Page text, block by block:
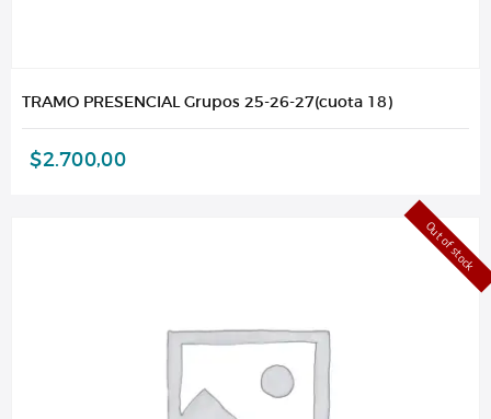
TRAMO PRESENCIAL Grupos 25-26-27(cuota 18)
$2.700,00
Out of stock